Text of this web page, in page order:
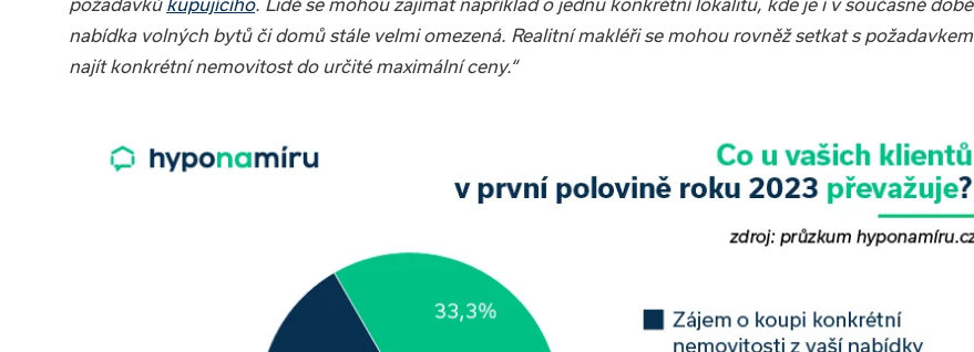
nabídka volných bytů či domů stále velmi omezená. Realitní makléři se mohou rovněž setkat s požadavkem
najít konkrétní nemovitost do určité maximální ceny.“